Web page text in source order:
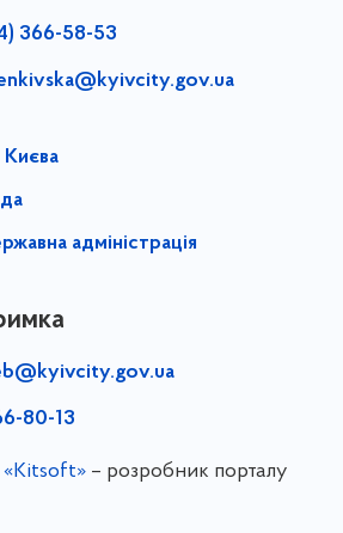
366-58-53
Києва
адміністрація
80-13
«Kitsoft»– розробник порталу